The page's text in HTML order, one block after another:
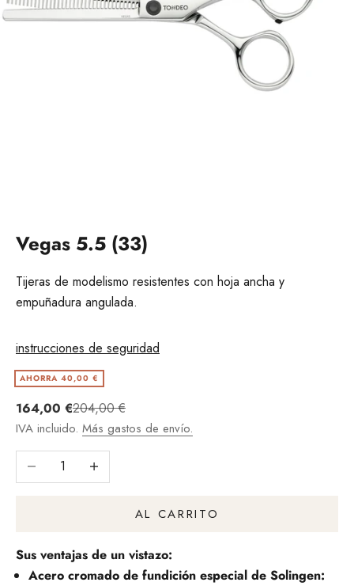
Vegas 5.5 (33)
Tijeras de modelismo resistentes con hoja ancha y
empuñadura angulada.
instrucciones de seguridad
AHORRA 40,00 €
Angebot
164,00 €Regulärer Preis
204,00 €
IVA incluido. Más gastos de envío.
Reducir cantidadAumentar la cantidad
AL CARRITO
Sus ventajas de un vistazo:
Acero cromado de fundición especial de Solingen: